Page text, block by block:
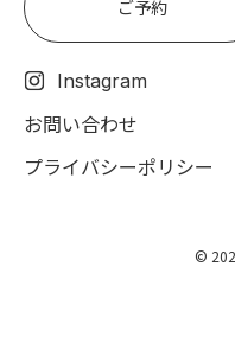
ご予約
Instagram
お問い合わせ
プライバシーポリシー
©